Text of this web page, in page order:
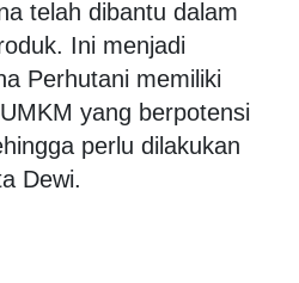
telah dibantu dalam
Ini menjadi
Perhutani memiliki
yang berpotensi
perlu dilakukan
Dewi.